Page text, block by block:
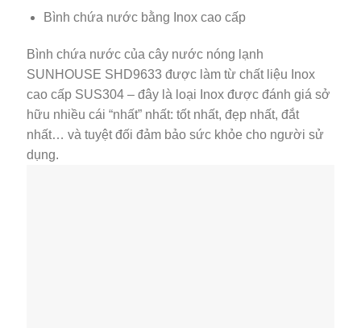
Bình chứa nước bằng Inox cao cấp
Bình chứa nước của cây nước nóng lạnh
SUNHOUSE SHD9633 được làm từ chất liệu Inox
cao cấp SUS304 – đây là loại Inox được đánh giá sở
hữu nhiều cái “nhất” nhất: tốt nhất, đẹp nhất, đắt
nhất… và tuyệt đối đảm bảo sức khỏe cho người sử
dụng.